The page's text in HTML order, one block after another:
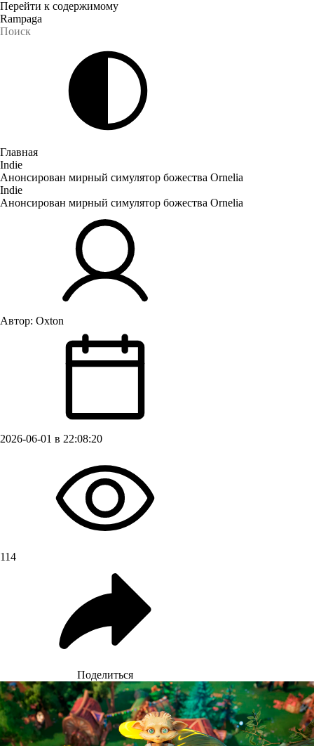
Перейти к содержимому
Rampaga
Главная
Indie
Анонсирован мирный симулятор божества Ornelia
Indie
Анонсирован мирный симулятор божества Ornelia
Автор: Oxton
2026-06-01 в 22:08:20
114
Поделиться